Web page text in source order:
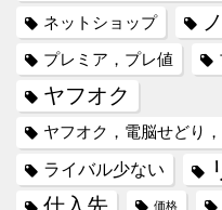
ネットショップ
プレミア，プレ値
ヤフオク
ヤフオク，電脳せどり
ライバル少ない
価格